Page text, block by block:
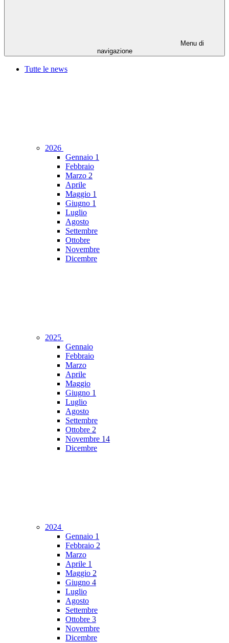
Menu di
navigazione
Tutte le news
2026
Gennaio 1
Febbraio
Marzo 2
Aprile
Maggio 1
Giugno 1
Luglio
Agosto
Settembre
Ottobre
Novembre
Dicembre
2025
Gennaio
Febbraio
Marzo
Aprile
Maggio
Giugno 1
Luglio
Agosto
Settembre
Ottobre 2
Novembre 14
Dicembre
2024
Gennaio 1
Febbraio 2
Marzo
Aprile 1
Maggio 2
Giugno 4
Luglio
Agosto
Settembre
Ottobre 3
Novembre
Dicembre